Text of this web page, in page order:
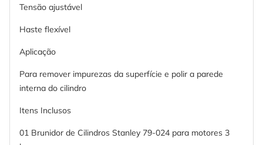
Tensão ajustável
Haste flexível
Aplicação
Para remover impurezas da superfície e polir a parede
interna do cilindro
Itens Inclusos
01 Brunidor de Cilindros Stanley 79-024 para motores 3